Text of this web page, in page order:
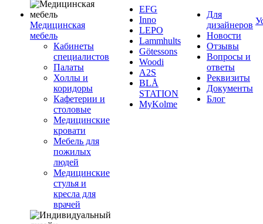
Медицинская
мебель
Кабинеты
специалистов
Палаты
Холлы и
коридоры
Кафетерии и
столовые
Медицинские
кровати
Мебель для
пожилых
людей
Медицинские
стулья и
кресла для
врачей
EFG
Inno
LEPO
Lammhults
Götessons
Woodi
A2S
BLÅ
STATION
MyKolme
Для
дизайнеров
Новости
Отзывы
Вопросы и
ответы
Реквизиты
Документы
Блог